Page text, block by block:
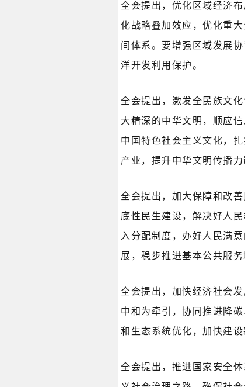
全会提出，优化区域经济
化战略叠加效应，优化重
间体系。要增强区域发展
洋开发利用保护。
全会提出，激发全民族文
大精深的中华文明，顺应
中国特色社会主义文化，
产业，提升中华文明传播力
全会提出，加大保障和改
底性民生建设，解决好人
入分配制度，办好人民满
展，稳步推进基本公共服务
全会提出，加快经济社会
中和为牵引，协同推进降
和生态系统优化，加快建
全会提出，推进国家安全